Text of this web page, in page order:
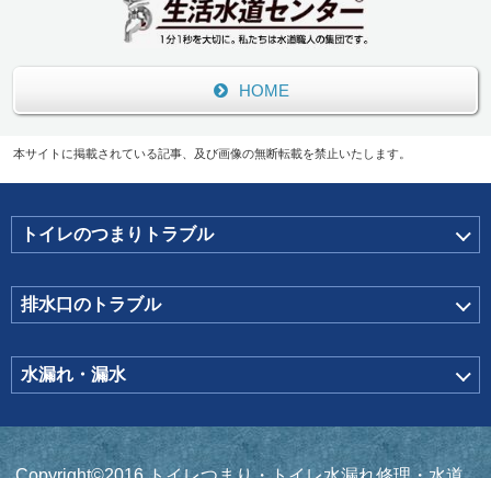
HOME
本サイトに掲載されている記事、及び画像の無断転載を禁止いたします。
トイレのつまりトラブル
排水口のトラブル
水漏れ・漏水